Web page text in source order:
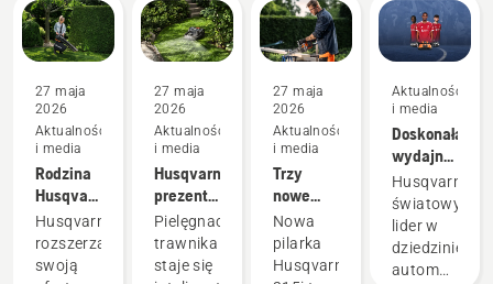
27 maja
2026
Aktualności
i media
Rodzina
Husqvarna
Aspire™
powiększa
się o
Husqvarna
rozszerza
swoją
27 maja
2026
Aktualności
i media
Husqvarna
prezentuje
dwa
roboty
koszące
Pielęgnacja
trawnika
staje się
Rozwiązania
27 maja
2026
Aktualności
i media
Trzy
nowe
pilarki
akumulatorowe
Nowa
pilarka
Husqvarna
Aktualności
i media
Doskonała
wydajność,
która
przekłada
się na
wynik
Husqvarna,
światowy
lider w
dziedzinie